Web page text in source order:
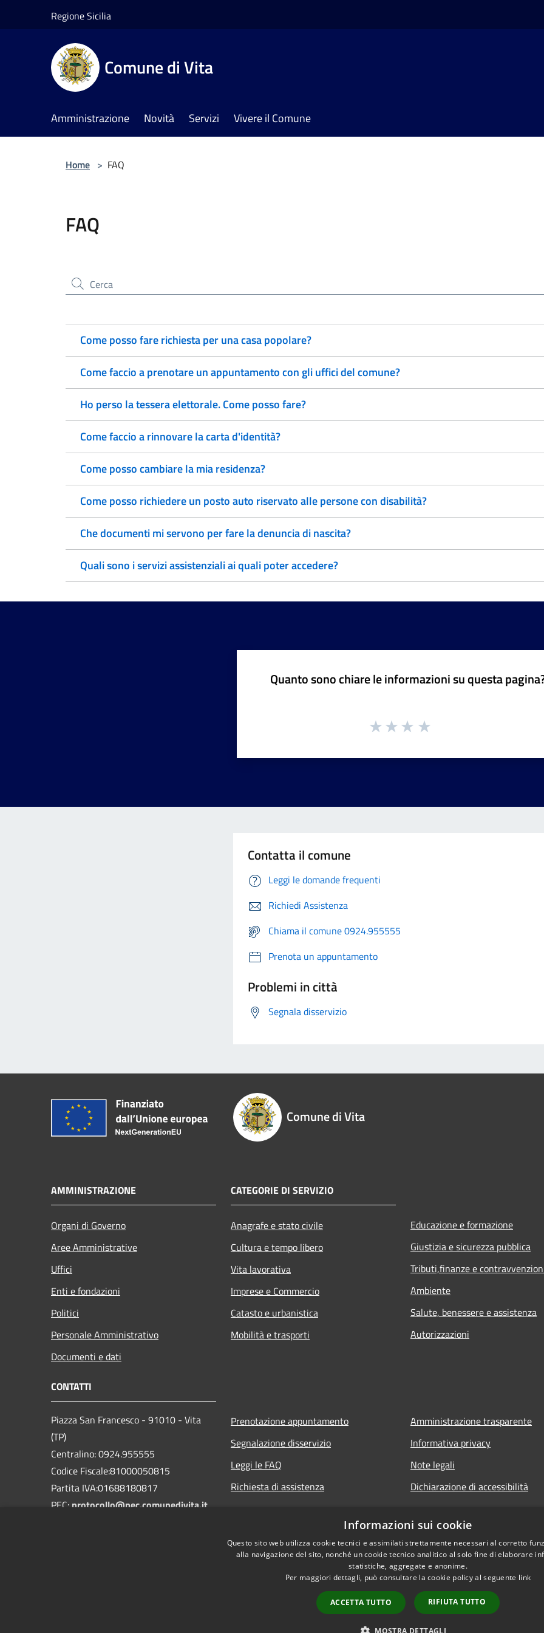
Regione Sicilia
Comune di Vita
Amministrazione Novità Servizi Vivere il Comune
Home > FAQ
FAQ
Cerca nel sito
Come posso fare richiesta per una casa popolare?
Come faccio a prenotare un appuntamento con gli uffici del comune?
Ho perso la tessera elettorale. Come posso fare?
Come faccio a rinnovare la carta d'identità?
Come posso cambiare la mia residenza?
Come posso richiedere un posto auto riservato alle persone con disabilità?
Che documenti mi servono per fare la denuncia di nascita?
Quali sono i servizi assistenziali ai quali poter accedere?
Quanto sono chiare le informazioni su questa
Contatta il comune
Leggi le domande frequenti
Richiedi Assistenza
Chiama il comune 0924.955555
Prenota un appuntamento
Problemi in città
Segnala disservizio
Comune di Vita
AMMINISTRAZIONE
Organi di Governo
Aree Amministrative
Uffici
Enti e fondazioni
Politici
Personale Amministrativo
Documenti e dati
CATEGORIE DI SERVIZIO
Anagrafe e stato civile
Cultura e tempo libero
Vita lavorativa
Imprese e Commercio
Catasto e urbanistica
Mobilità e trasporti
Educazione e formazione
Giustizia e sicurezza pubblica
Tributi,finanze e
Ambiente
Salute, benessere e assistenza
Autorizzazioni
CONTATTI
Piazza San Francesco - 91010 - Vita
(TP)
Centralino: 0924.955555
Codice Fiscale:81000050815
Partita IVA:01688180817
PEC: protocollo@pec.comunedivita.it
Prenotazione appuntamento
Segnalazione disservizio
Leggi le FAQ
Richiesta di assistenza
Amministrazione trasparente
Informativa privacy
Note legali
Dichiarazione di accessibilità
Informazioni sui cookie
Questo sito web utilizza cookie tecnici e assimilati strettamente necessari al corretto
alla navigazione del sito, nonché un cookie tecnico analitico al solo fine di elaborare
statistiche, aggregate e anonime.
Per maggiori dettagli, può consultare la cookie policy al seguente link
ACCETTA TUTTO RIFIUTA TUTTO
MOSTRA DETTAGLI